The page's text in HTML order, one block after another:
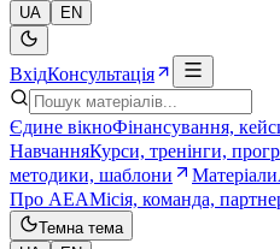
UA EN
ВхідКонсультація
Єдине вікноФінансування,
НавчанняКурси, тренінги,
методики, шаблони
Матеріали
Про AEAМісія, команда,
Темна тема